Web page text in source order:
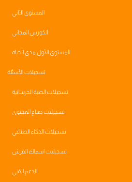
المستوى الثاني
الكورس المجاني
المستوى الأول مدى الحياه
تسجيلات الأسئلة
تسجيلات الصبة الخرسانية
تسجيلات صناع المحتوى
تسجيلات الذكاء الصناعي
تسجيلات اسماك القرش
الدعم الفني